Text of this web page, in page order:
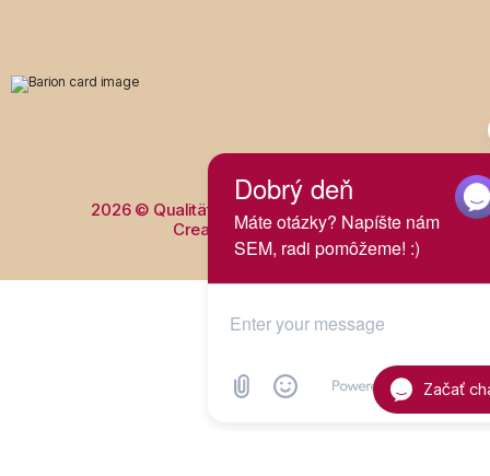
2026 © Qualität s.r.o. - All rights reserved.
Created by: yui.sk
Začať